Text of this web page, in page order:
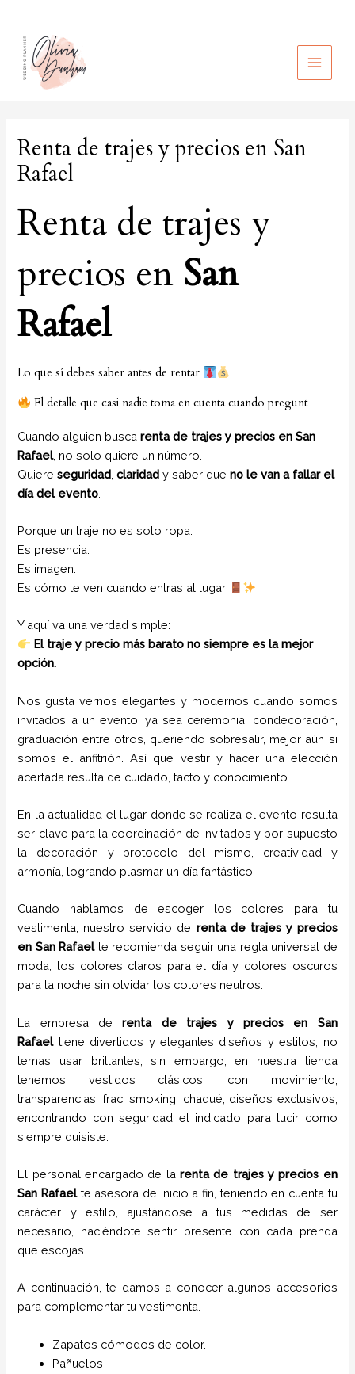
contenido
MAIN
Renta de trajes y precios en San
Rafael
Renta de trajes y
precios en San
Rafael
Lo que sí debes saber antes de rentar
El detalle que casi nadie toma en cuenta cuando pregunt
Cuando alguien buscarenta de trajes y precios en San
Rafael, no solo quiere un número.
Quiereseguridad ,claridad y saber queno le van a fallar el
día del evento
Porque un traje no es solo ropa.
Es presencia.
Es imagen.
Es cómo te ven cuando entras al lugar
Y aquí va una verdad simple:
El traje y precio más barato no siempre es la mejor
opción.
Nos gusta vernos elegantes y modernos cuando somos
invitados a un evento, ya sea ceremonia, condecoración,
graduación entre otros, queriendo sobresalir, mejor aún si
somos el anfitrión. Así que vestir y hacer una elección
acertada resulta de cuidado, tacto y conocimiento.
En la actualidad el lugar donde se realiza el evento resulta
ser clave para la coordinación de invitados y por supuesto
la decoración y protocolo del mismo, creatividad y
armonía, logrando plasmar un día fantástico.
Cuando hablamos de escoger los colores para tu
vestimenta, nuestro servicio de renta de trajes y precios
en San Rafaelte recomienda seguir una regla universal de
moda, los colores claros para el día y colores oscuros
para la noche sin olvidar los colores neutros.
La empresa derenta de trajes y precios en San
Rafael tiene divertidos y elegantes diseños y estilos,
no
temas usar brillantes, sin embargo, en nuestra tienda
tenemos vestidos clásicos, con movimiento,
transparencias, frac, smoking, chaqué, diseños exclusivos,
encontrando con seguridad el indicado para lucir como
siempre quisiste.
El personal encargado de la renta de trajes y precios en
San Rafaelte asesora de inicio a fin, teniendo en cuenta tu
carácter y estilo, ajustándose a tus medidas de ser
necesario, haciéndote sentir presente con cada prenda
que escojas.
A continuación, te damos a conocer algunos accesorios
para complementar tu vestimenta.
Zapatos cómodos de color.
Pañuelos